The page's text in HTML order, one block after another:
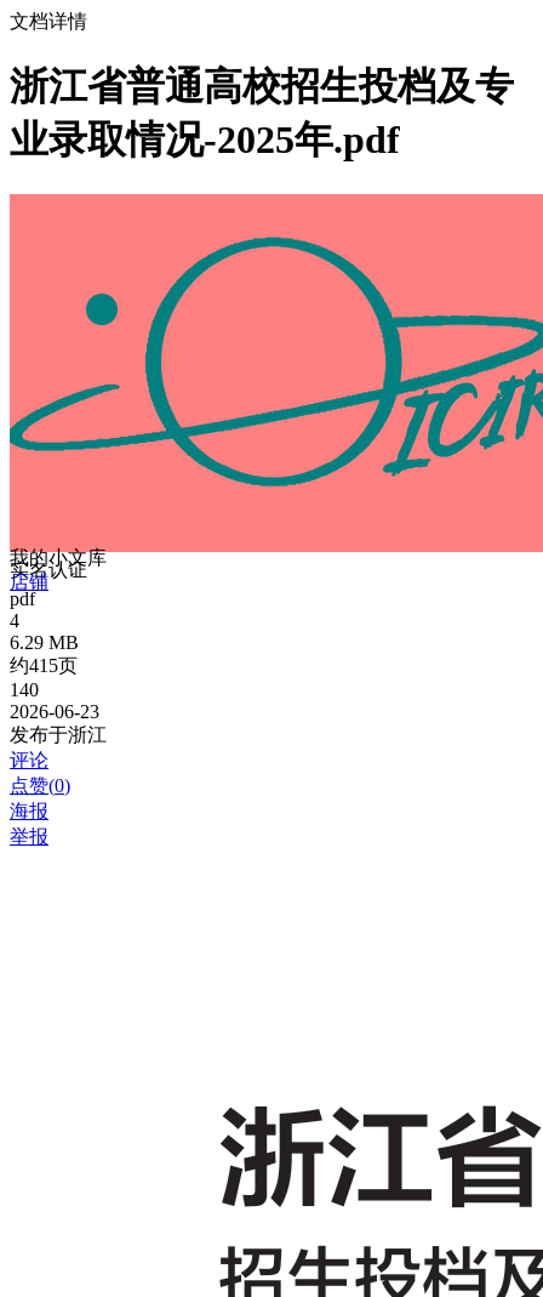
文档详情
浙江省普通高校招生投档及专
业录取情况-2025年.pdf
我的小文库
实名认证
店铺
pdf
4
6.29 MB
约415页
140
2026-06-23
发布于浙江
评论
点赞(0)
海报
举报